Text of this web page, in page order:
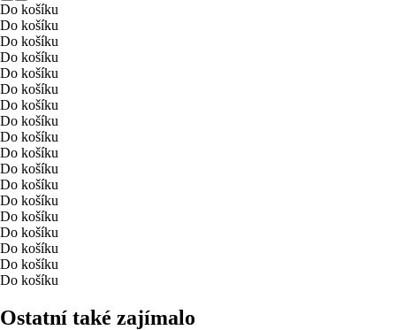
Do košíku
Do košíku
Do košíku
Do košíku
Do košíku
Do košíku
Do košíku
Do košíku
Do košíku
Do košíku
Do košíku
Do košíku
Do košíku
Do košíku
Do košíku
Do košíku
Do košíku
Do košíku
Ostatní také zajímalo